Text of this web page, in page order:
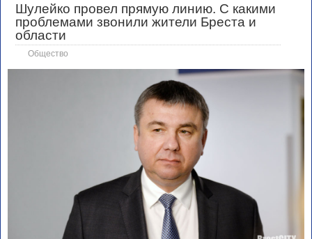
Шулейко провел прямую линию. С какими
проблемами звонили жители Бреста и
области
Общество